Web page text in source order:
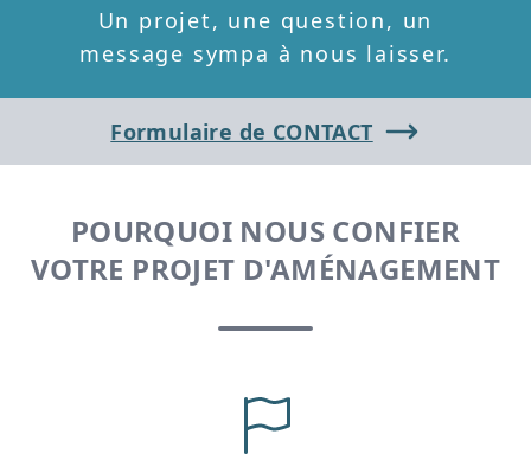
Un projet, une question, un
message sympa à nous laisser.
Formulaire de CONTACT
POURQUOI NOUS CONFIER
VOTRE PROJET D'AMÉNAGEMENT